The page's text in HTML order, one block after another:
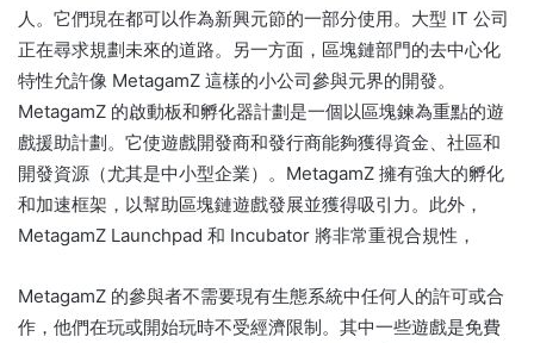
人。 它們現在都可以作為新興元節的一部分使用。 大型 IT 公司
正在尋求規劃未來的道路。
另一方面，區塊鏈部門的去中心化
特性允許像 MetagamZ 這樣的小公司參與元界的開發。
MetagamZ 的啟動板和孵化器計劃是一個以區塊鍊為重點的遊
戲援助計劃。 它使遊戲開發商和發行商能夠獲得資金、社區和
開發資源（尤其是中小型企業）。 MetagamZ 擁有強大的孵化
和加速框架，以幫助區塊鏈遊戲發展並獲得吸引力。 此外，
MetagamZ Launchpad 和 Incubator 將非常重視合規性，
MetagamZ 的參與者不需要現有生態系統中任何人的許可或合
作，他們在玩或開始玩時不受經濟限制。 其中一些遊戲是免費